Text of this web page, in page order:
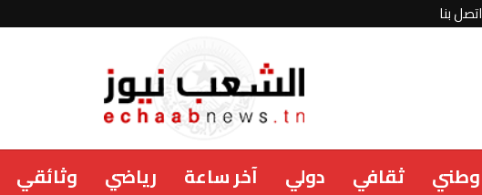
اتصل بنا
وطني ثقافي دولي آخر ساعة رياضي وثائقي